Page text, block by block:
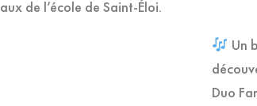
de l’école de Saint-Éloi.
Un
Duo